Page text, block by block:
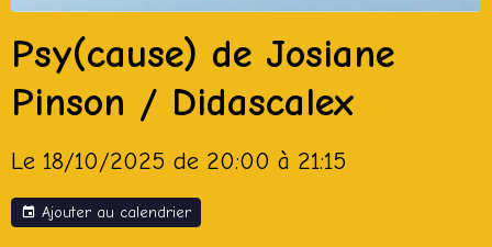
Psy(cause) de Josiane
Pinson / Didascalex
Le 18/10/2025 de 20:00 à 21:15
Ajouter au calendrier